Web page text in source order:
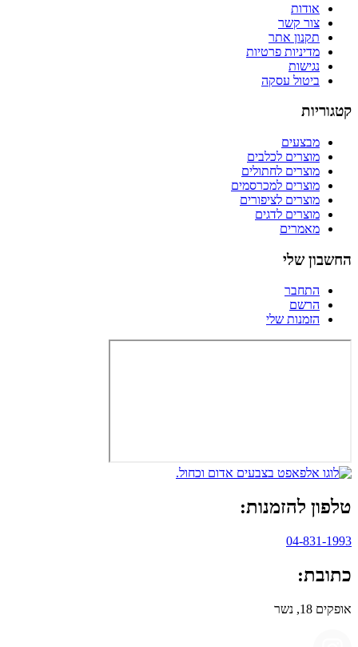
אודות
צור קשר
תקנון אתר
מדיניות פרטיות
נגישות
ביטול עסקה
קטגוריות
מבצעים
מוצרים לכלבים
מוצרים לחתולים
מוצרים למכרסמים
מוצרים לציפורים
מוצרים לדגים
מאמרים
החשבון שלי
התחבר
הרשם
הזמנות שלי
טלפון להזמנות:
04-831-1993
כתובת:
אופקים 18, נשר